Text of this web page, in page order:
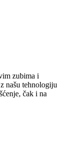
zubima i
našu tehnologiju
čak i na